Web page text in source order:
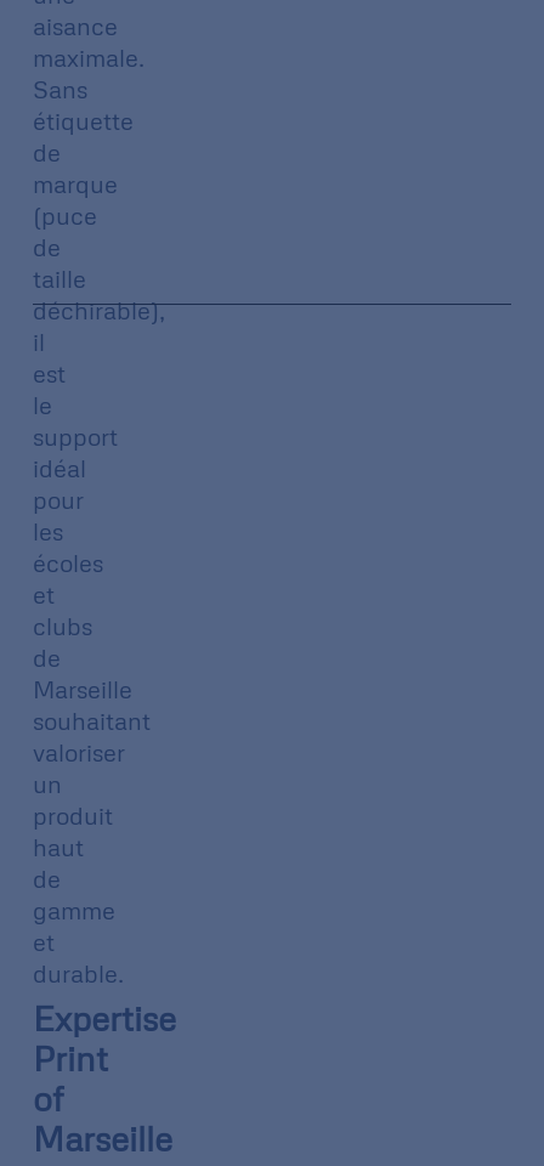
aisance
maximale.
Sans
étiquette
de
marque
(puce
de
taille
déchirable),
il
est
le
support
idéal
pour
les
écoles
et
clubs
de
Marseille
souhaitant
valoriser
un
produit
haut
de
gamme
et
durable.
Expertise
Print
of
Marseille